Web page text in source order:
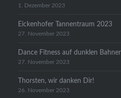
1. Dezember 2023
Eickenhofer Tannentraum 2023
27. November 2023
Dance Fitness auf dunklen
27. November 2023
Thorsten, wir danken Dir!
26. November 2023